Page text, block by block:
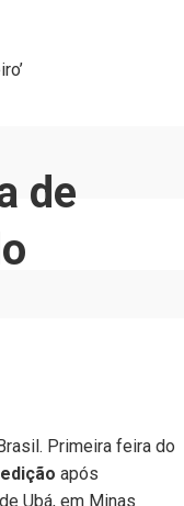
de
Primeira feira do
após
Ubá, em Minas